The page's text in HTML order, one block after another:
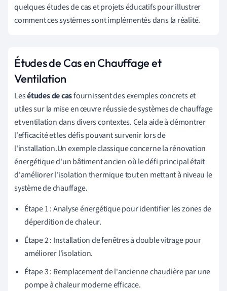
quelques études de cas et projets éducatifs pour illustrer
comment ces systèmes sont implémentés dans la réalité.
Études de Cas en Chauffage et
Ventilation
Lesétudes de casfournissent des exemples concrets et
utiles sur la mise en œuvre réussie de systèmes de chauffage
et ventilation dans divers contextes. Cela aide à démontrer
l'efficacité et les défis pouvant survenir lors de
l'installation.Un exemple classique concerne la rénovation
énergétique d'un bâtiment ancien où le défi principal était
d'améliorer l'isolation thermique tout en mettant à niveau le
système de chauffage.
Étape 1 : Analyse énergétique pour identifier les zones de
déperdition de chaleur.
Étape 2 : Installation de fenêtres à double vitrage pour
améliorer l'isolation.
Étape 3 : Remplacement de l'ancienne chaudière par une
pompe à chaleur moderne efficace.